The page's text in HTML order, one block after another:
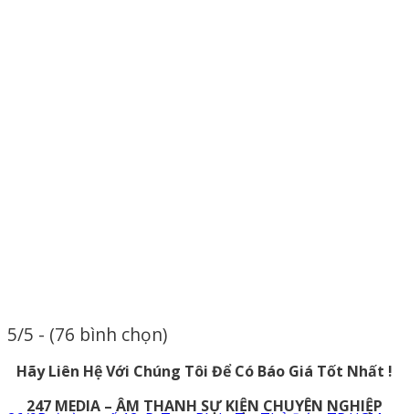
5/5 - (76 bình chọn)
Hãy Liên Hệ Với Chúng Tôi Để Có Báo Giá Tốt Nhất !
247 MEDIA – ÂM THANH SỰ KIỆN CHUYÊN NGHIỆP